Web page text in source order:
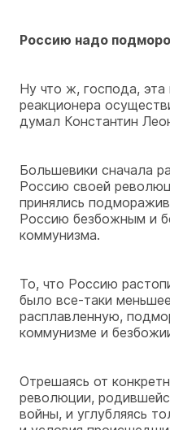
Россию надо
Ну что ж, господа, эта
реакционера
думал Константин
Большевики сначала
Россию своей
принялись
Россию безбожным и
коммунизма.
То, что Россию
было все-таки
расплавленную,
коммунизме и
Отрешаясь от
революции,
войны, и углубляясь